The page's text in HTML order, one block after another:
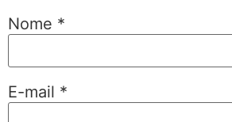
Nome *
E-mail *